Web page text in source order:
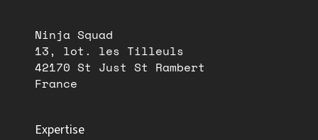
Ninja Squad
13, lot. les Tilleuls
42170 St Just St Rambert
France
Expertise